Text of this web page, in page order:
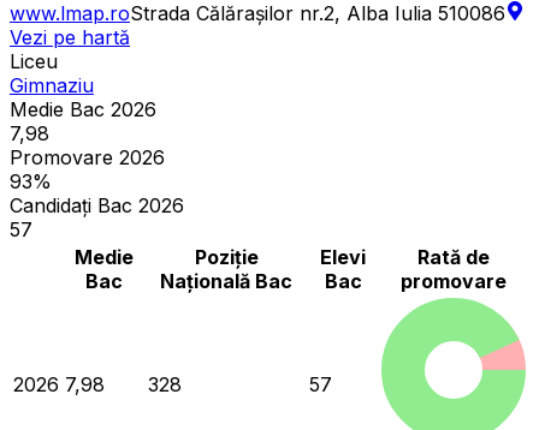
www.lmap.roStrada Călărașilor nr.2, Alba Iulia 510086
Vezi pe hartă
Liceu
Gimnaziu
Medie Bac 2026
7,98
Promovare 2026
93%
Candidați Bac 2026
57
Medie
Bac
Poziție
Națională Bac
Elevi
Bac
Rată de
promovare
2026 7,98 328 57